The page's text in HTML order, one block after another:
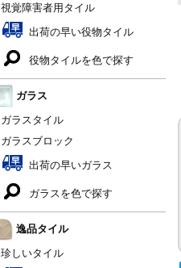
視覚障害者用タイル
出荷の早い役物タイル
役物タイルを色で探す
ガラス
ガラスタイル
ガラスブロック
出荷の早いガラス
ガラスを色で探す
逸品タイル
珍しいタイル